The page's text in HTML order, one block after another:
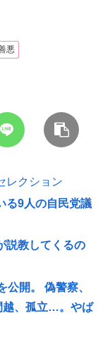
悪
レクション
る9人の自民党議
説教してくるの
開。 偽警察、
越、孤立…。やば